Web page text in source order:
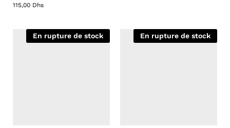
115,00 Dhs
En rupture de stock En rupture de stock